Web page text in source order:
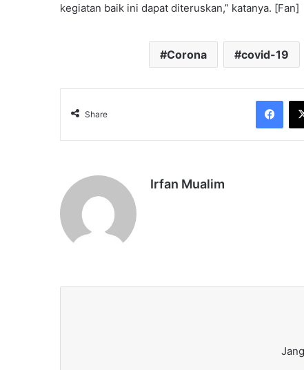
kegiatan baik ini dapat diteruskan,” katanya. [Fan]
Corona covid-19
Share
Irfan Mualim